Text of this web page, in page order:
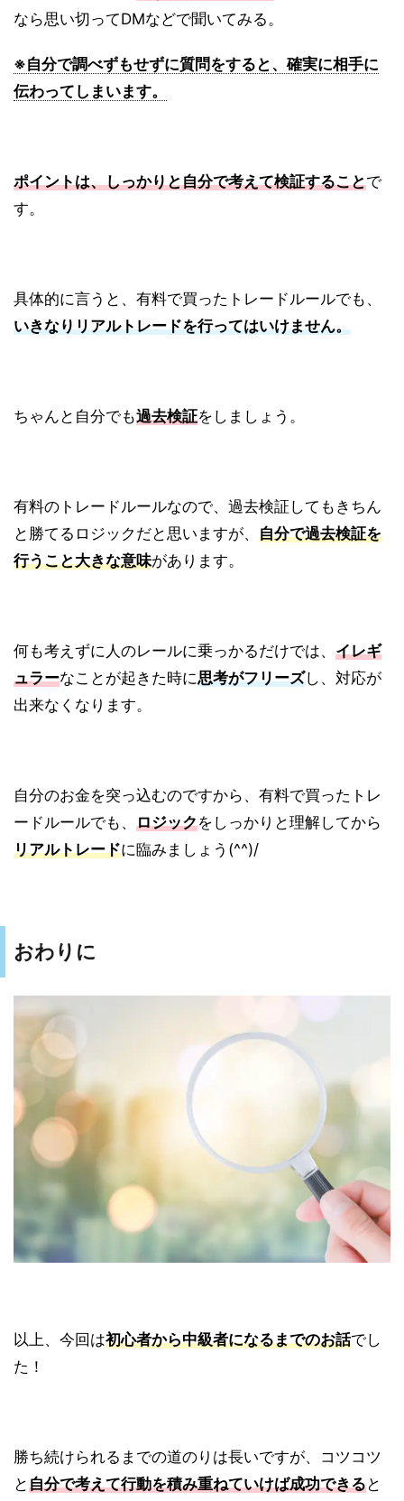
なら思い切ってDMなどで聞いてみる。
※自分で調べずもせずに質問をすると、確実に相手に
伝わってしまいます。
ポイントは、しっかりと自分で考えて検証することで
す。
具体的に言うと、有料で買ったトレードルールでも、
いきなりリアルトレードを行ってはいけません。
ちゃんと自分でも過去検証をしましょう。
有料のトレードルールなので、過去検証してもきちん
と勝てるロジックだと思いますが、 自分で過去検証を
行うこと大きな意味があります。
何も考えずに人のレールに乗っかるだけでは、 イレギ
ュラーなことが起きた時に思考がフリーズし、対応が
出来なくなります。
自分のお金を突っ込むのですから、有料で買ったトレ
ードルールでも、 ロジックをしっかりと理解してから
リアルトレードに臨みましょう(^^)/
おわりに
以上、今回は初心者から中級者になるまでのお話でし
た！
勝ち続けられるまでの道のりは長いですが、コツコツ
と自分で考えて行動を積み重ねていけば成功できると